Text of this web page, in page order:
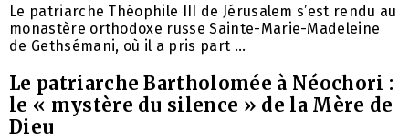
Le patriarche Théophile III de Jérusalem s’est rendu au
monastère orthodoxe russe Sainte-Marie-Madeleine
de Gethsémani, où il a pris part ...
Le patriarche Bartholomée à Néochori :
le « mystère du silence » de la Mère de
Dieu